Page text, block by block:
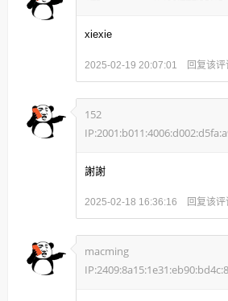
xiexie
2025-02-19 20:07:01 回复该评
152
謝謝
2025-02-18 16:36:16 回复该评
macming